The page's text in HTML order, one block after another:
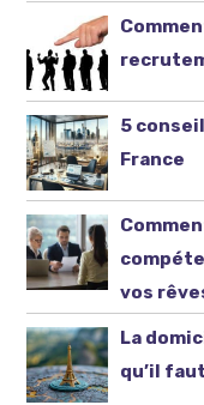
5
France
vos
La
qu’il